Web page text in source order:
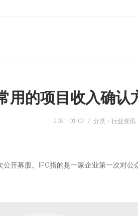
用的项目收入确认
2021-01-07 分类：行业资讯
开募股。IPO指的是一家企业第一次对